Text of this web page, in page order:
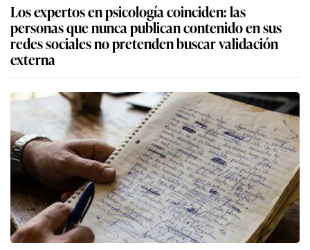
Los expertos en psicología coinciden: las
personas que nunca publican contenido en sus
redes sociales no pretenden buscar validación
externa